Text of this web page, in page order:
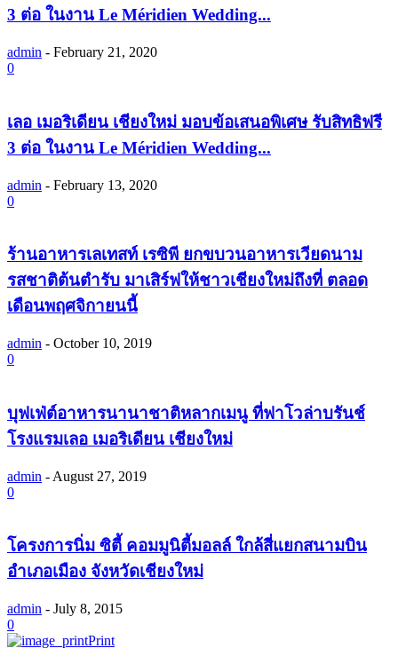
3 ต่อ ในงาน Le Méridien Wedding...
admin - February 21, 2020
0
เลอ เมอริเดียน เชียงใหม่ มอบข้อเสนอพิเศษ รับสิทธิฟรี
3 ต่อ ในงาน Le Méridien Wedding...
admin - February 13, 2020
0
ร้านอาหารเลเทสท์ เรซิพี ยกขบวนอาหารเวียดนาม
รสชาติต้นตำรับ มาเสิร์ฟให้ชาวเชียงใหม่ถึงที่ ตลอด
เดือนพฤศจิกายนนี้
admin - October 10, 2019
0
บุฟเฟ่ต์อาหารนานาชาติหลากเมนู ที่ฟาโวล่าบรันช์
โรงแรมเลอ เมอริเดียน เชียงใหม่
admin - August 27, 2019
0
โครงการนิ่ม ซิตี้ คอมมูนิตี้มอลล์ ใกล้สี่แยกสนามบิน
อำเภอเมือง จังหวัดเชียงใหม่
admin - July 8, 2015
0
Print